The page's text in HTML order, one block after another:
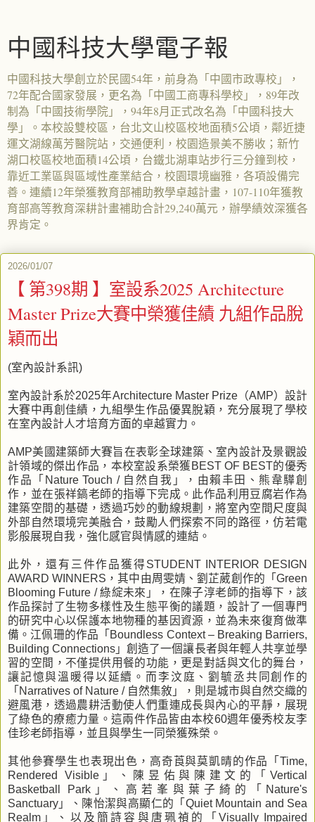
中國科技大學電子報
中國科技大學創立於民國54年，前身為「中國市政專校」，
72年配合國家發展，更名為「中國工商專科學校」，89年改
制為「中國技術學院」，94年8月正式改名為「中國科技大
學」。本校設雙校區，台北文山校區校地面積5公頃，鄰近捷
運文湖線萬芳醫院站，交通便利，校園造景美不勝收；新竹
湖口校區校地面積14公頃，台鐵北湖車站步行三分鐘到校，
靠近工業區與區域性產業結合，校園環境幽雅，各項設備完
善。連續12年榮獲教育部補助教學卓越計畫，107-110年獲教
育部高等教育深耕計畫補助合計29,240萬元，辦學績效深獲各
界肯定。
2026/01/07
【 第398期 】室設系2025 Architecture
Master Prize大賽中榮獲佳績 九組作品脫
穎而出
(室內設計系訊)
室內設計系於2025年Architecture Master Prize（AMP）設計
大賽中再創佳績，九組學生作品優異脫穎，充分展現了學校
在室內設計人才培育方面的卓越實力。
AMP美國建築師大賽旨在表彰全球建築、室內設計及景觀設
計領域的傑出作品，本校室設系榮獲BEST OF BEST的優秀
作品「Nature Touch / 自然自我」，由賴丰田、熊韋驊創
作，並在張祥鎬老師的指導下完成。此作品利用豆腐岩作為
建築空間的基礎，透過巧妙的動線規劃，將室內空間尺度與
外部自然環境完美融合，鼓勵人們探索不同的路徑，仿若電
影般展現自我，強化感官與情感的連結。
此外，還有三件作品獲得STUDENT INTERIOR DESIGN
AWARD WINNERS，其中由周雯婧、劉芷葳創作的「Green
Blooming Future / 綠綻未來」，在陳子淳老師的指導下，該
作品探討了生物多樣性及生態平衡的議題，設計了一個專門
的研究中心以保護本地物種的基因資源，並為未來復育做準
備。江佩珊的作品「Boundless Context – Breaking Barriers,
Building Connections」創造了一個讓長者與年輕人共享並學
習的空間，不僅提供用餐的功能，更是對話與文化的舞台，
讓記憶與溫暖得以延續。而李汶庭、劉毓丞共同創作的
「Narratives of Nature / 自然集敘」，則是城市與自然交織的
避風港，透過農耕活動使人們重連成長與內心的平靜，展現
了綠色的療癒力量。這兩件作品皆由本校60週年優秀校友李
佳珍老師指導，並且與學生一同榮獲殊榮。
其他參賽學生也表現出色，高奇莨與莫凱晴的作品「Time,
Rendered Visible」、陳昱佑與陳建文的「Vertical
Basketball Park」、高若峯與葉子綺的「Nature's
Sanctuary」、陳怡潔與高顯仁的「Quiet Mountain and Sea
Realm」、以及簡詩容與唐珮禎的「Visually Impaired